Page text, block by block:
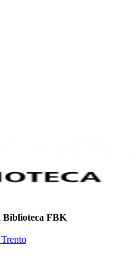
Biblioteca FBK